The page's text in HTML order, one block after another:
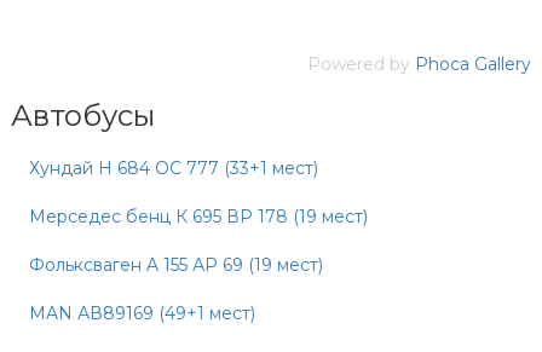
Powered by Phoca Gallery
Автобусы
Хундай Н 684 ОС 777 (33+1 мест)
Мерседес бенц К 695 ВР 178 (19 мест)
Фольксваген A 155 АP 69 (19 мест)
MAN АВ89169 (49+1 мест)